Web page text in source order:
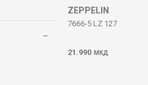
ZEPPELIN
7666-5 LZ 127
21.990 МКД